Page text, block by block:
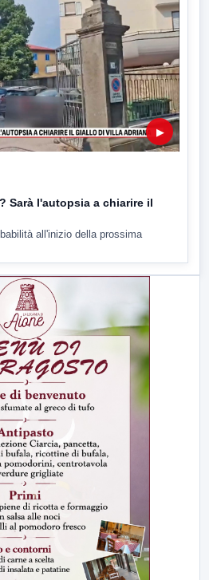
▶
Sarà l'autopsia a chiarire il
all'inizio della prossima